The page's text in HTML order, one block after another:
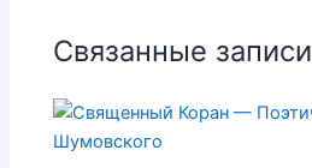
Связанные записи